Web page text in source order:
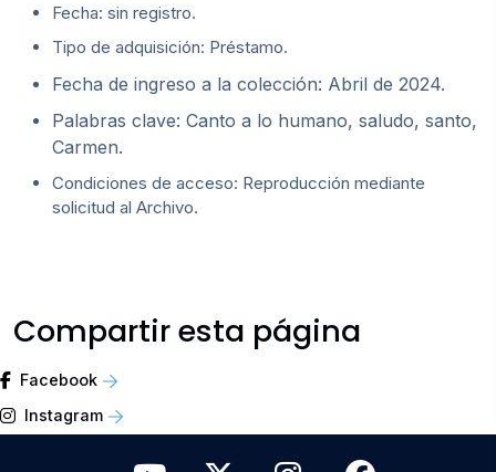
Fecha: sin registro.
Tipo de adquisición: Préstamo.
Fecha de ingreso a la colección: Abril de 2024.
Palabras clave: Canto a lo humano, saludo, santo,
Carmen.
Condiciones de acceso: Reproducción mediante
solicitud al Archivo.
Compartir esta página
Facebook
Instagram